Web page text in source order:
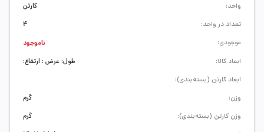
ابعاد کالا:
طول: عرض : ارتفاع:
ابعاد کارتن (بسته‌بندی):
وزن:
گرم
وزن کارتن (بسته‌بندی):
گرم
واحد:
کارتن
تعداد در واحد:
4
موجودی:
ناموجود